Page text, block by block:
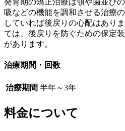
発育期の矯正治療は顎や歯並び
吸などの機能を調和させる治療
していれば後戻りの心配はあり
ては、後戻りを防ぐための保定
があります。
治療期間・回数
治療期間 半年～3年
料金について